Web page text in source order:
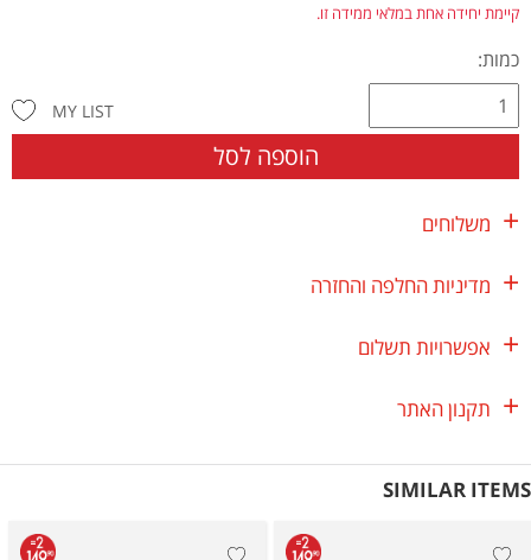
קיימת יחידה אחת במלאי ממידה זו.
כמות:
הוספה לסל
MY LIST
משלוחים
מדיניות החלפה והחזרה
אפשרויות תשלום
תקנון האתר
SIMILAR ITEMS